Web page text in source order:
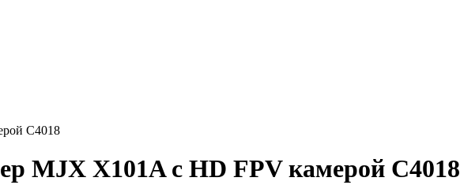
С4018
MJX X101A c HD FPV камерой С4018